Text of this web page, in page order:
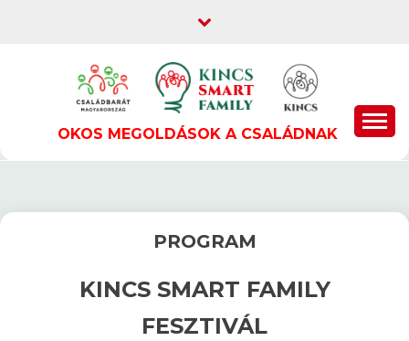
OKOS MEGOLDÁSOK A CSALÁDNAK
PROGRAM
KINCS SMART FAMILY
FESZTIVÁL